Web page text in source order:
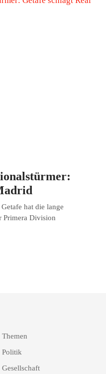
hat die lange
Primera Division
Themen
Politik
Gesellschaft